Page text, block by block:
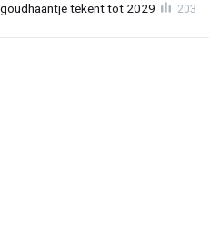
tekent tot 2029 203